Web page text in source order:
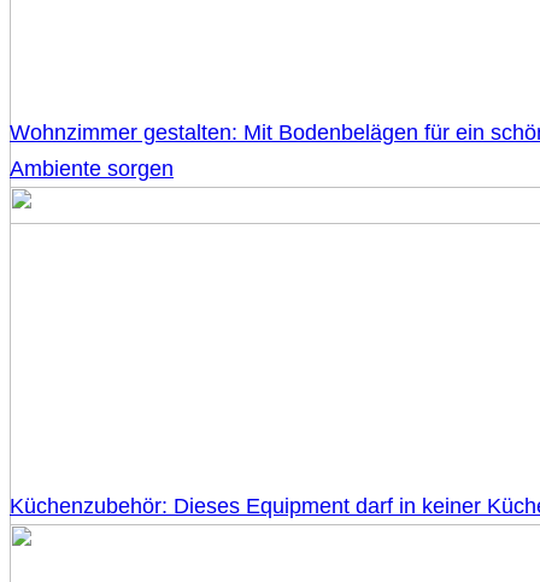
Wohnzimmer gestalten: Mit Bodenbelägen für ein
Ambiente sorgen
Küchenzubehör: Dieses Equipment darf in keiner